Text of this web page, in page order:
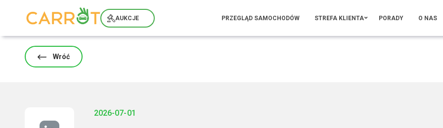
AUKCJE PRZEGLĄD SAMOCHODÓW STREFA KLIENTA PORADY O NAS
Wróć
2026-07-01